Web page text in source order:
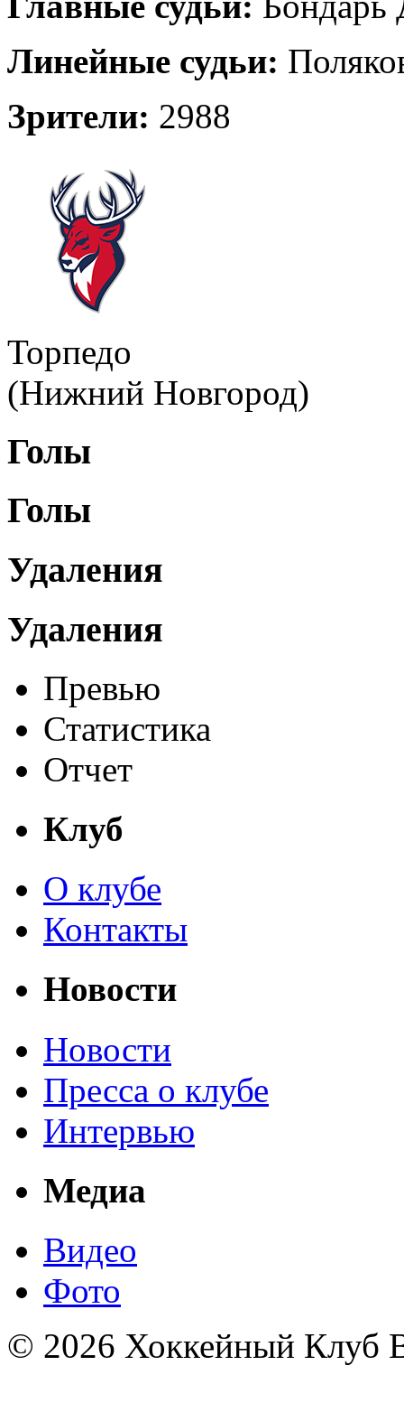
Линейные судьи:
Зрители: 2988
Торпедо
(Нижний Новгород)
Голы
Голы
Удаления
Удаления
Превью
Статистика
Отчет
Клуб
О клубе
Контакты
Новости
Новости
Пресса о клубе
Интервью
Медиа
Видео
Фото
© 2026 Хоккейный Клуб